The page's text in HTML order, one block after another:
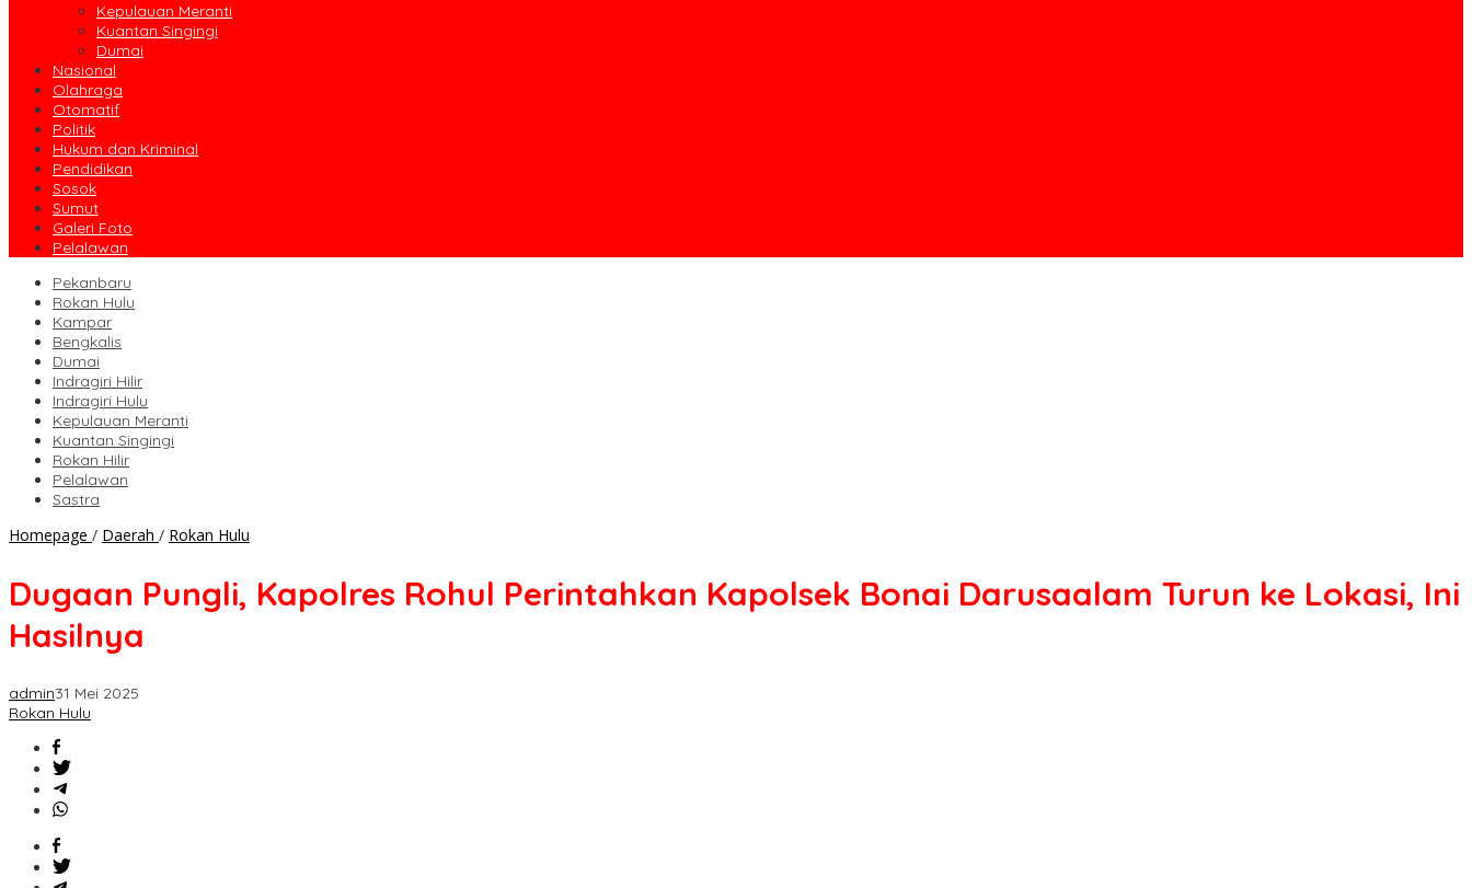
Kepulauan Meranti
Kuantan Singingi
Dumai
Nasional
Olahraga
Otomatif
Politik
Hukum dan Kriminal
Pendidikan
Sosok
Sumut
Galeri Foto
Pelalawan
Pekanbaru
Rokan Hulu
Kampar
Bengkalis
Dumai
Indragiri Hilir
Indragiri Hulu
Kepulauan Meranti
Kuantan Singingi
Rokan Hilir
Pelalawan
Sastra
Homepage / Daerah / Rokan Hulu
Rohul
Perintahkan
Dugaan Pungli, Kapolres Rohul Perintahkan Kapolsek Bonai Darusaalam Turun ke Lokasi, Ini
Hasilnya
admin31 Mei 2025
Rokan Hulu